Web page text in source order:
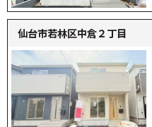
仙台市若林区中倉２丁目